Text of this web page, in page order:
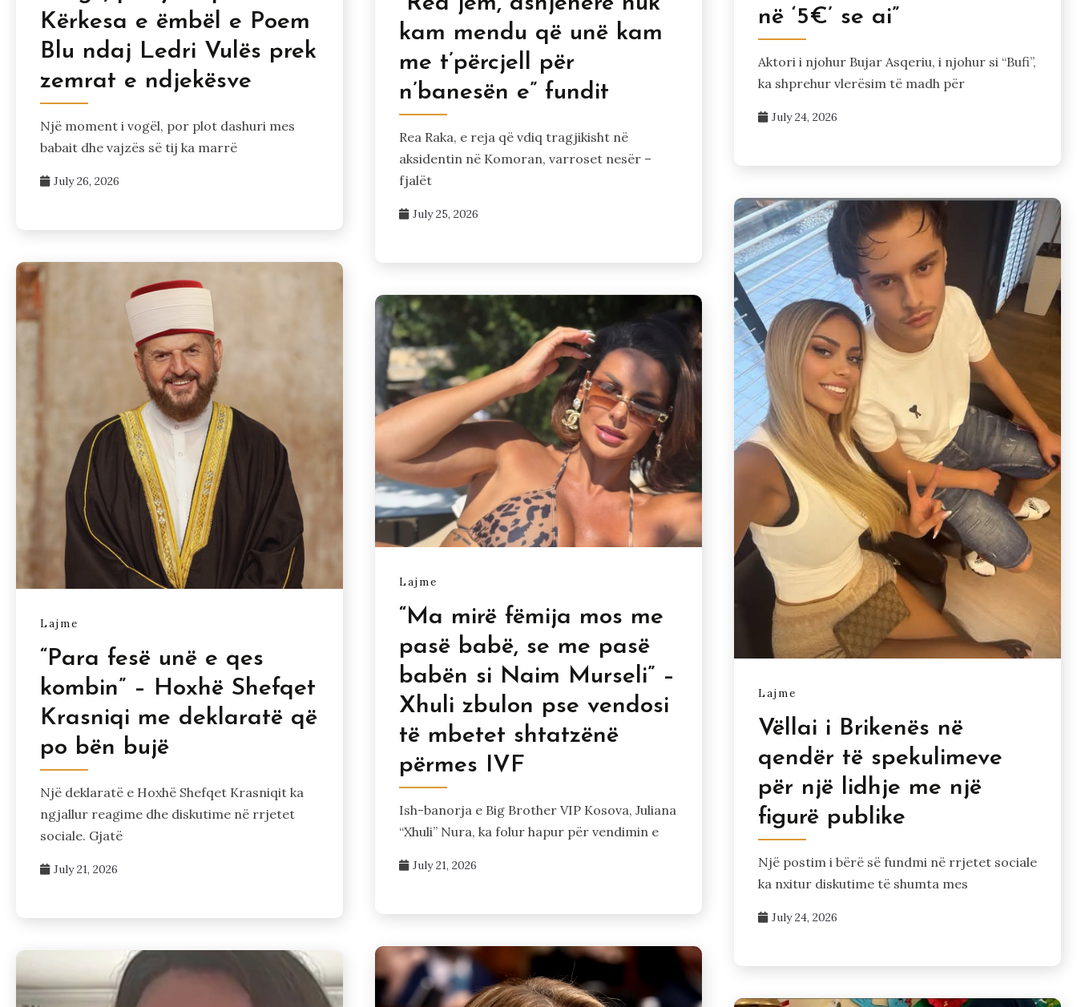
Kërkesa e ëmbël e Poem
Blu ndaj Ledri Vulës prek
zemrat e ndjekësve
Një moment i vogël, por plot dashuri mes
babait dhe vajzës së tij ka marrë
July 26, 2026
kam mendu që unë kam
me t’përcjell për
n’banesën e” fundit
Rea Raka, e reja që vdiq tragjikisht në
aksidentin në Komoran, varroset nesër –
fjalët
July 25, 2026
në ‘5€’ se ai”
Aktori i njohur Bujar Asqeriu, i njohur si “Bufi”,
ka shprehur vlerësim të madh për
July 24, 2026
Lajme
Vëllai i Brikenës në
qendër të spekulimeve
për një lidhje me një
figurë publike
Një postim i bërë së fundmi në rrjetet sociale
ka nxitur diskutime të shumta mes
July 24, 2026
Lajme
“Para fesë unë e qes
kombin” – Hoxhë Shefqet
Krasniqi me deklaratë që
po bën bujë
Një deklaratë e Hoxhë Shefqet Krasniqit ka
ngjallur reagime dhe diskutime në rrjetet
sociale. Gjatë
July 21, 2026
Lajme
“Ma mirë fëmija mos me
pasë babë, se me pasë
babën si Naim Murseli” –
Xhuli zbulon pse vendosi
të mbetet shtatzënë
përmes IVF
Ish-banorja e Big Brother VIP Kosova, Juliana
“Xhuli” Nura, ka folur hapur për vendimin e
July 21, 2026